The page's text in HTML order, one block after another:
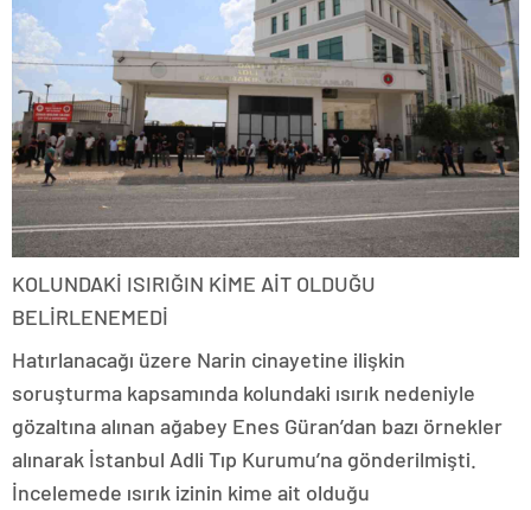
KOLUNDAKİ ISIRIĞIN KİME AİT OLDUĞU
BELİRLENEMEDİ
Hatırlanacağı üzere Narin cinayetine ilişkin
soruşturma kapsamında kolundaki ısırık nedeniyle
gözaltına alınan ağabey Enes Güran’dan bazı örnekler
alınarak İstanbul Adli Tıp Kurumu’na gönderilmişti.
İncelemede ısırık izinin kime ait olduğu